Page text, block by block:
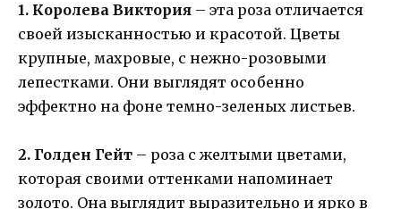
1. Королева Виктория – эта роза отличается
своей изысканностью и красотой. Цветы
крупные, махровые, с нежно-розовыми
лепестками. Они выглядят особенно
эффектно на фоне темно-зеленых листьев.
2. Голден Гейт – роза с желтыми цветами,
которая своими оттенками напоминает
золото. Она выглядит выразительно и ярко в